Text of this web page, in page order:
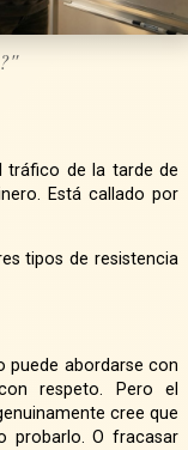
Está callado por
respeto. Pero el
cree que
probarlo. O fracasar